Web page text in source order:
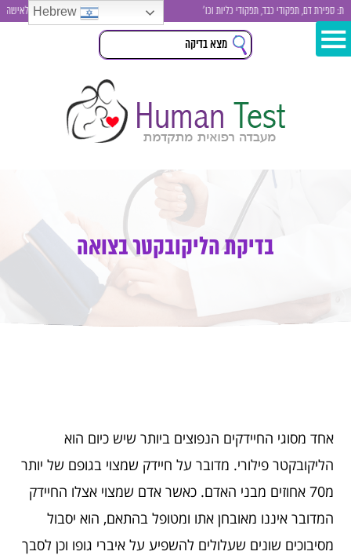
דם, תפקודי כבד, תפקודי כליות וכו' בדיקות סקר לגבר ולאישה ,
בדיקת הליקובקטר בצואה
אחד מסוגי החיידקים הנפוצים ביותר שיש כיום הוא
הליקובקטר פילורי. מדובר על חיידק שמצוי בגופם של יותר
מ70 אחוזים מבני האדם. כאשר אדם שמצוי אצלו החיידק
המדובר איננו מאובחן אתו ומטופל בהתאם, הוא יסבול
מסיבוכים שונים שעלולים להשפיע על איברי גופו וכן לסבך
Hebrew